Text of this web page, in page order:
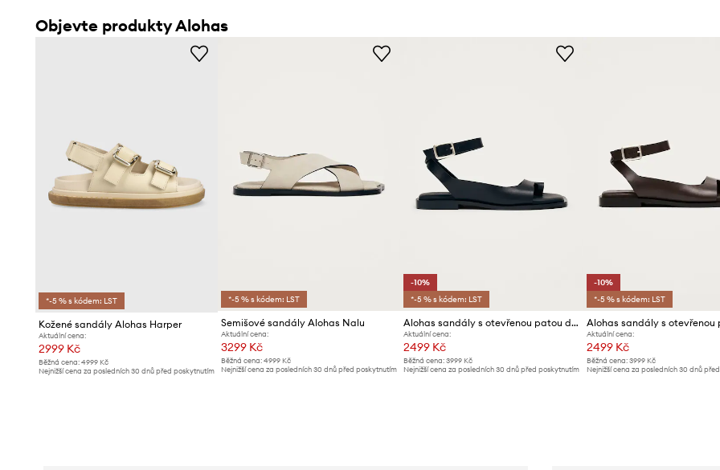
Objevte produkty Alohas
*-5 % s kódem: LST
Kožené sandály Alohas Harper
Aktuální cena:
2999 Kč
Běžná cena: 4999 Kč
Nejnižší cena za posledních 30 dnů před poskytnutím
*-5 % s kódem: LST
Semišové sandály Alohas Nalu
Aktuální cena:
3299 Kč
Běžná cena:4999 Kč
Nejnižší cena za posledních 30 dnů před poskytnutím
-10%
*-5 % s kódem: LST
Alohas sandály s otevřenou patou dámské kožené Tebas
Aktuální cena:
2499 Kč
Běžná cena: 3999 Kč
Nejnižší cena za posledních 30 dnů před poskytnutím
-10%
*-5 % s kódem: LST
Aktuální cena:
2499 Kč
Běžná cena: 3999 Kč
Nejnižší cena za posledních 30 dnů